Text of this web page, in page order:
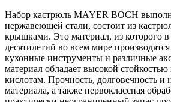
Набор кастрюль MAYER BOCH
нержавеющей стали, состоит из
крышками. Это материал, из которого в
десятилетий во всем мире
кухонные инструменты и различные
материал обладает высокой стойкостью
кислотам. Прочность, долговечность и
материала, а также первоклассная